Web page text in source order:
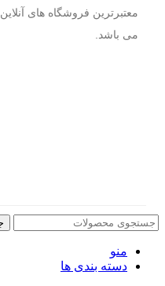
معتبرترین فروشگاه های
می باشد.
منو
دسته بندی ها